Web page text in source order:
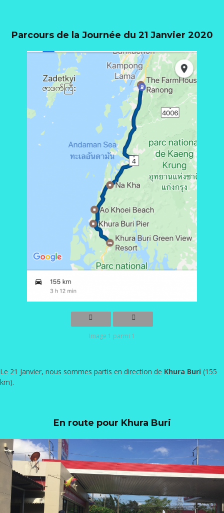
Parcours de la Journée du 21 Janvier 2020
Image 1 parmi 1
Le 21 Janvier, nous sommes partis en direction de Khura Buri (155
km).
En route pour Khura Buri